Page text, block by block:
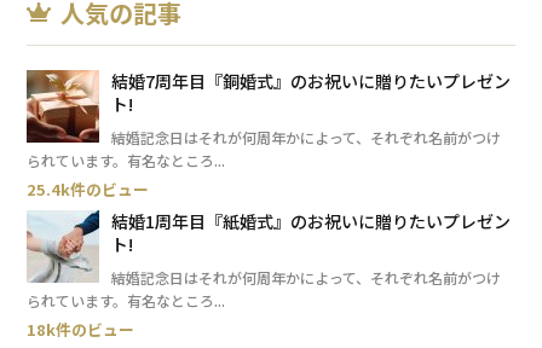
人気の記事
結婚7周年目『銅婚式』のお祝いに贈りたいプレゼン
ト!
結婚記念日はそれが何周年かによって、それぞれ名前がつけ
られています。有名なところ...
25.4k件のビュー
結婚1周年目『紙婚式』のお祝いに贈りたいプレゼン
ト!
結婚記念日はそれが何周年かによって、それぞれ名前がつけ
られています。有名なところ...
18k件のビュー